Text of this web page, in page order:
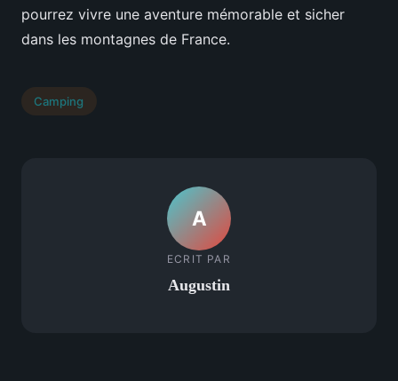
pourrez vivre une aventure mémorable et sicher
dans les montagnes de France.
Camping
A
ECRIT PAR
Augustin